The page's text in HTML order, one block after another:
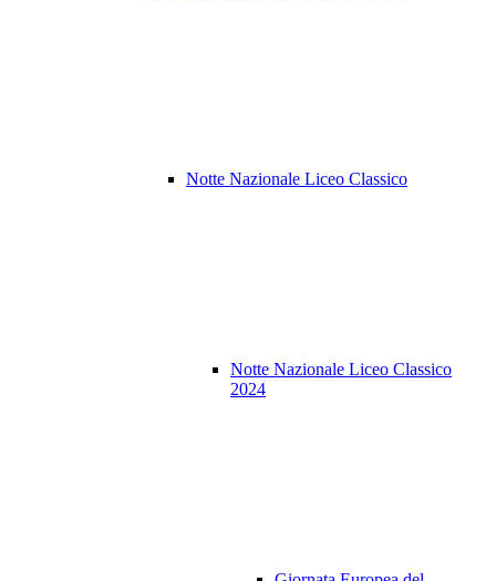
Notte Nazionale Liceo Classico
Notte Nazionale Liceo Classico
2024